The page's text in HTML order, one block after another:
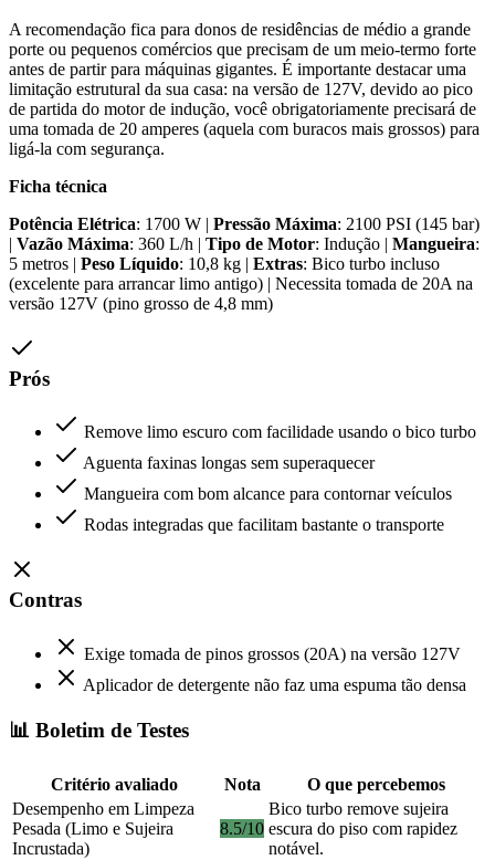
A recomendação fica para donos de residências de médio a grande
porte ou pequenos comércios que precisam de um meio-termo forte
antes de partir para máquinas gigantes. É importante destacar uma
limitação estrutural da sua casa: na versão de 127V, devido ao pico
de partida do motor de indução, você obrigatoriamente precisará de
uma tomada de 20 amperes (aquela com buracos mais grossos) para
ligá-la com segurança.
Ficha técnica
Potência Elétrica: 1700 W | Pressão Máxima: 2100 PSI (145 bar)
| Vazão Máxima: 360 L/h | Tipo de Motor: Indução | Mangueira:
5 metros | Peso Líquido: 10,8 kg | Extras: Bico turbo incluso
(excelente para arrancar limo antigo) | Necessita tomada de 20A na
versão 127V (pino grosso de 4,8 mm)
Prós
Remove limo escuro com facilidade usando o bico turbo
Aguenta faxinas longas sem superaquecer
Mangueira com bom alcance para contornar veículos
Rodas integradas que facilitam bastante o transporte
Contras
Exige tomada de pinos grossos (20A) na versão 127V
Aplicador de detergente não faz uma espuma tão densa
📊 Boletim de Testes
Critério avaliado Nota
O que percebemos
Desempenho em Limpeza
Pesada (Limo e Sujeira
Incrustada)
8.5/10
Bico turbo remove sujeira
escura do piso com rapidez
notável.